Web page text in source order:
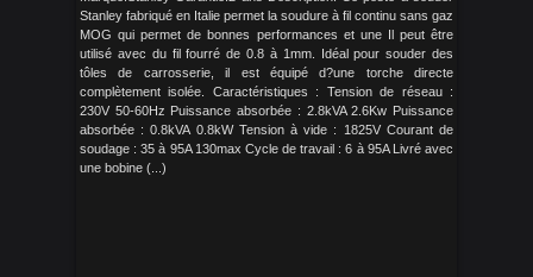
Stanley fabriqué en Italie permet la soudure à fil continu sans gaz
MOG qui permet de bonnes performances et une Il peut être
utilisé avec du fil fourré de 0.8 à 1mm. Idéal pour souder des
tôles de carrosserie, il est équipé d?une torche directe
complètement isolée. Caractéristiques : Tension de réseau :
230V 50-60Hz Puissance absorbée : 2.8kVA 2.6Kw Puissance
absorbée : 0.8kVA 0.8kW Tension à vide : 1825V Courant de
soudage : 35 à 95A 130max Cycle de travail : 6 à 95A Livré avec
une bobine (...)